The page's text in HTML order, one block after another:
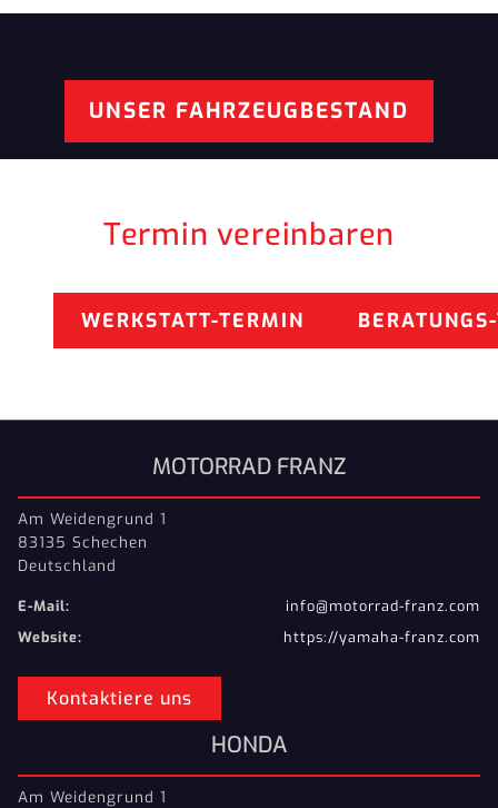
UNSER FAHRZEUGBESTAND
Termin vereinbaren
WERKSTATT-TERMIN
MOTORRAD FRANZ
Am Weidengrund 1
83135 Schechen
Deutschland
E-Mail:
info@motorrad-franz.com
Website:
https://yamaha-franz.com
Kontaktiere uns
HONDA
Am Weidengrund 1